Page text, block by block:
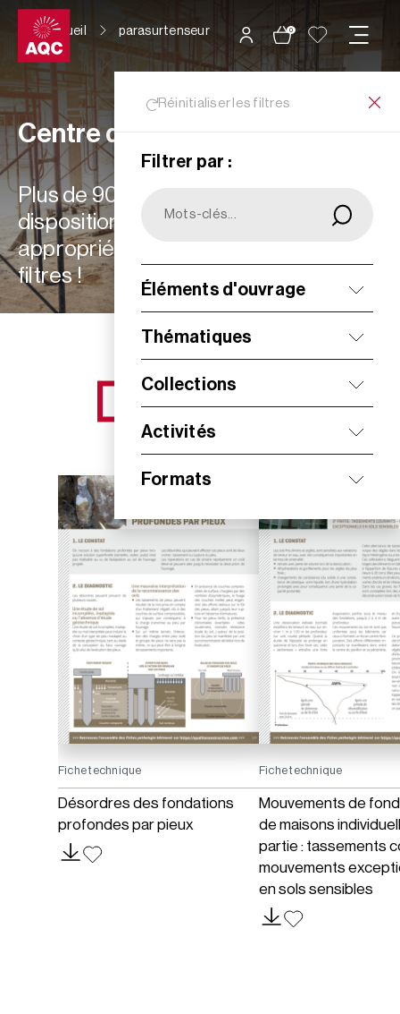
Panneau de gestion des cookies
0
Accueil parasurtenseur
Réinitialiser les filtres
Filtrer par :
Éléments d'ouvrage
Thématiques
Collections
Activités
Formats
Centre de ressources
Plus de 900 ressources à votre
disposition : choisissez les plus
appropriées à vos besoins grâce aux
filtres !
NOS NOUVEAUTÉS
Fiche technique
Désordres des fondations
profondes par pieux
Fiche technique
Mouvements de
de maisons
partie : tassements
mouvements
en sols sensibles